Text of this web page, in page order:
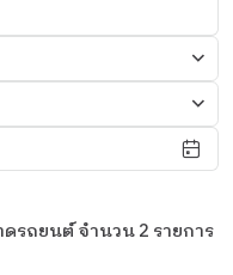
รถยนต์ จำนวน 2 รายการ